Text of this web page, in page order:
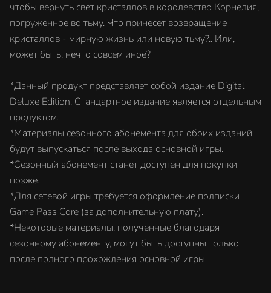
чтобы вернуть свет кристаллов в королевство Корнелия,
погруженное во тьму. Что принесет возвращение
кристаллов - мирную жизнь или новую тьму?.. Или,
может быть, нечто совсем иное?
*Данный продукт представляет собой издание Digital
Deluxe Edition. Стандартное издание является отдельным
продуктом.
*Материалы сезонного абонемента для обоих изданий
будут выпускаться после выхода основной игры.
*Сезонный абонемент станет доступен для покупки
позже.
*Для сетевой игры требуется оформление подписки
Game Pass Core (за дополнительную плату).
*Некоторые материалы, полученные благодаря
сезонному абонементу, могут быть доступны только
после полного прохождения основной игры.